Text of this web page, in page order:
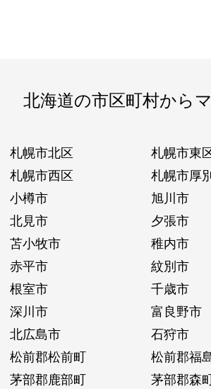
北海道の市区町村から
札幌市北区 札幌市東
札幌市西区 札幌市厚
小樽市 旭川市
北見市 夕張市
苫小牧市 稚内市
赤平市 紋別市
根室市 千歳市
深川市 富良野市
北広島市 石狩市
松前郡松前町 松前郡福
茅部郡鹿部町 茅部郡森